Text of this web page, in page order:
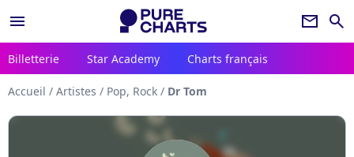
menu newsletter search
Billetterie Star Academy Charts français
Accueil / Artistes / Pop, Rock / Dr Tom